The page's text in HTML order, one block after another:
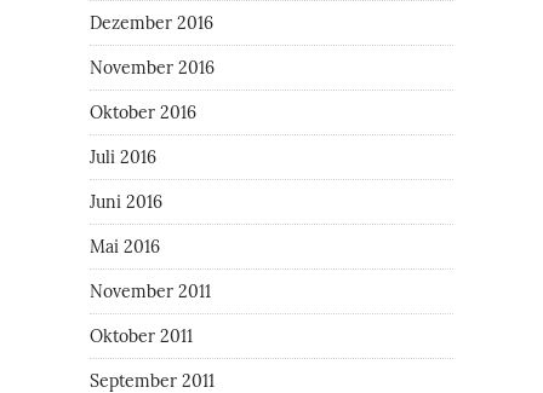
Dezember 2016
November 2016
Oktober 2016
Juli 2016
Juni 2016
Mai 2016
November 2011
Oktober 2011
September 2011